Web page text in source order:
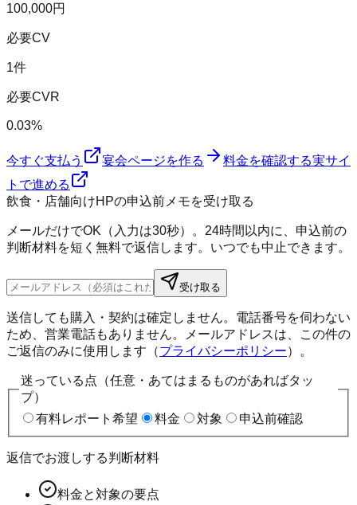
100,000円
必要CV
1件
必要CVR
0.03%
今すぐ支払う 宴会ページを作る 料金を確認する実サイ
トで進める
飲食・店舗向けHPの申込前メモを受け取る
メールだけでOK（入力は30秒）。24時間以内に、申込前の
判断材料を短く無料で返信します。いつでも中止できます。
受け取る
送信しても購入・契約は確定しません。電話番号を伺わない
ため、営業電話もありません。メールアドレスは、この件の
ご返信のみに使用します（プライバシーポリシー）。
迷っている点（任意・あてはまるものがあればタッ
プ）
有料レポート希望
料金 対象 申込前確認
返信でお渡しする判断材料
料金と対象の要点